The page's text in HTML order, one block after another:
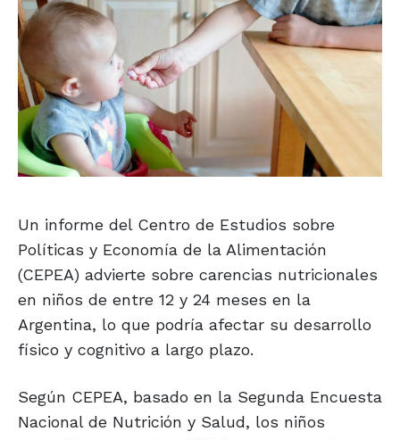
Un informe del Centro de Estudios sobre
Políticas y Economía de la Alimentación
(CEPEA) advierte sobre carencias nutricionales
en niños de entre 12 y 24 meses en la
Argentina, lo que podría afectar su desarrollo
físico y cognitivo a largo plazo.
Según CEPEA, basado en la Segunda Encuesta
Nacional de Nutrición y Salud, los niños